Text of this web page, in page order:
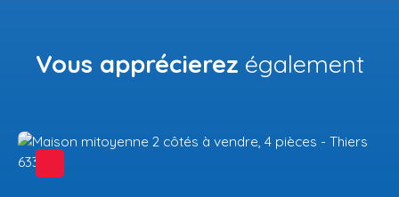
Vous apprécierez également